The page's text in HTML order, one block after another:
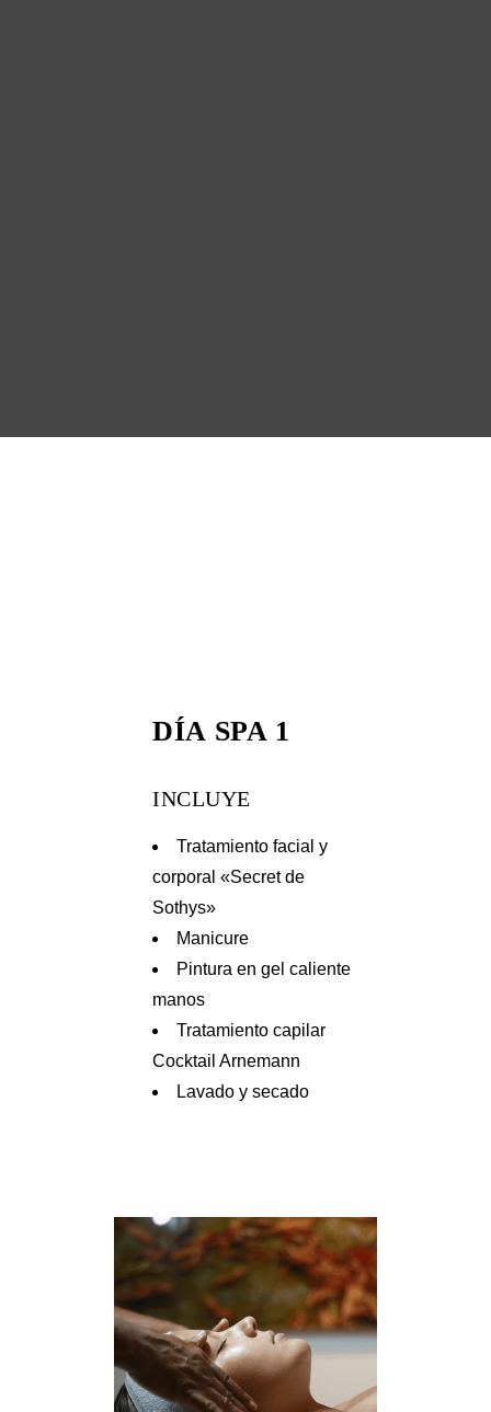
DÍA SPA 1
INCLUYE
Tratamiento facial y
corporal «Secret de
Sothys»
Manicure
Pintura en gel caliente
manos
Tratamiento capilar
Cocktail Arnemann
Lavado y secado